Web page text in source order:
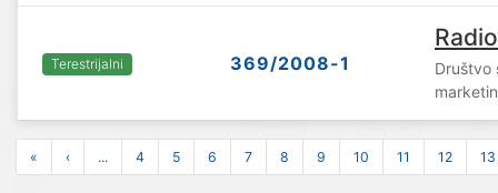
Terestrijalni 369/2008-1
Društvo
« ‹ ... 4 5 6 7 8 9 10 11 12 13